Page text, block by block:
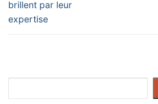
l’article
post:
brillent par leur
expertise